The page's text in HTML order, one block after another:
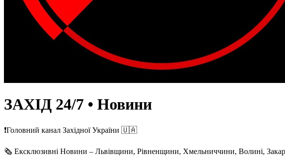
ЗАХІД 24/7 • Новини
❗️Головний канал Західної України 🇺🇦
🗞️ Ексклюзивні Новини – Львівщини, Рівненщини, Хмельниччини, Волині,